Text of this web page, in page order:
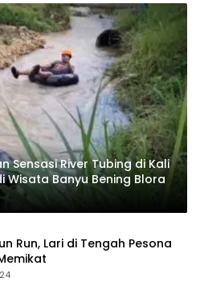
Sensasi River Tubing di Kali
Wisata Banyu Bening Blora
Run, Lari di Tengah Pesona